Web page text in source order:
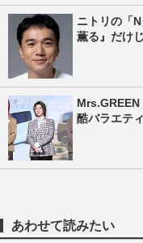
ニトリの「
薫る』だけ
酷バラエテ
あわせて読みたい